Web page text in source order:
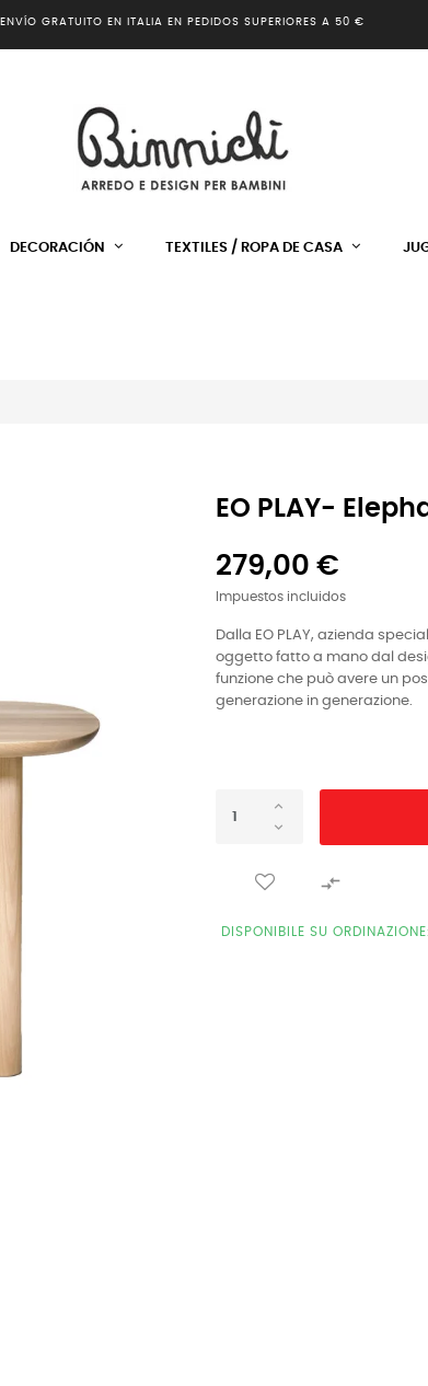
ENVÍO GRATUITO EN ITALIA EN PEDIDOS SUPERIORES A 50 €
DECORACIÓN TEXTILES / ROPA DE CASA
EO PLAY-
279,00 €
Impuestos incluidos
Dalla EO PLAY, azienda
oggetto fatto a mano dal
funzione che può avere un
generazione in generazione.

DISPONIBILE SU